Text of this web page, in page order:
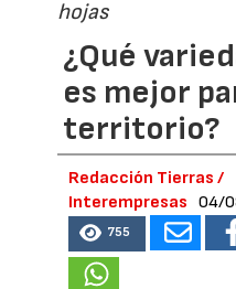
hojas
¿Qué
es mejor
territorio?
Redacción Tierras /
Interempresas
04/
755